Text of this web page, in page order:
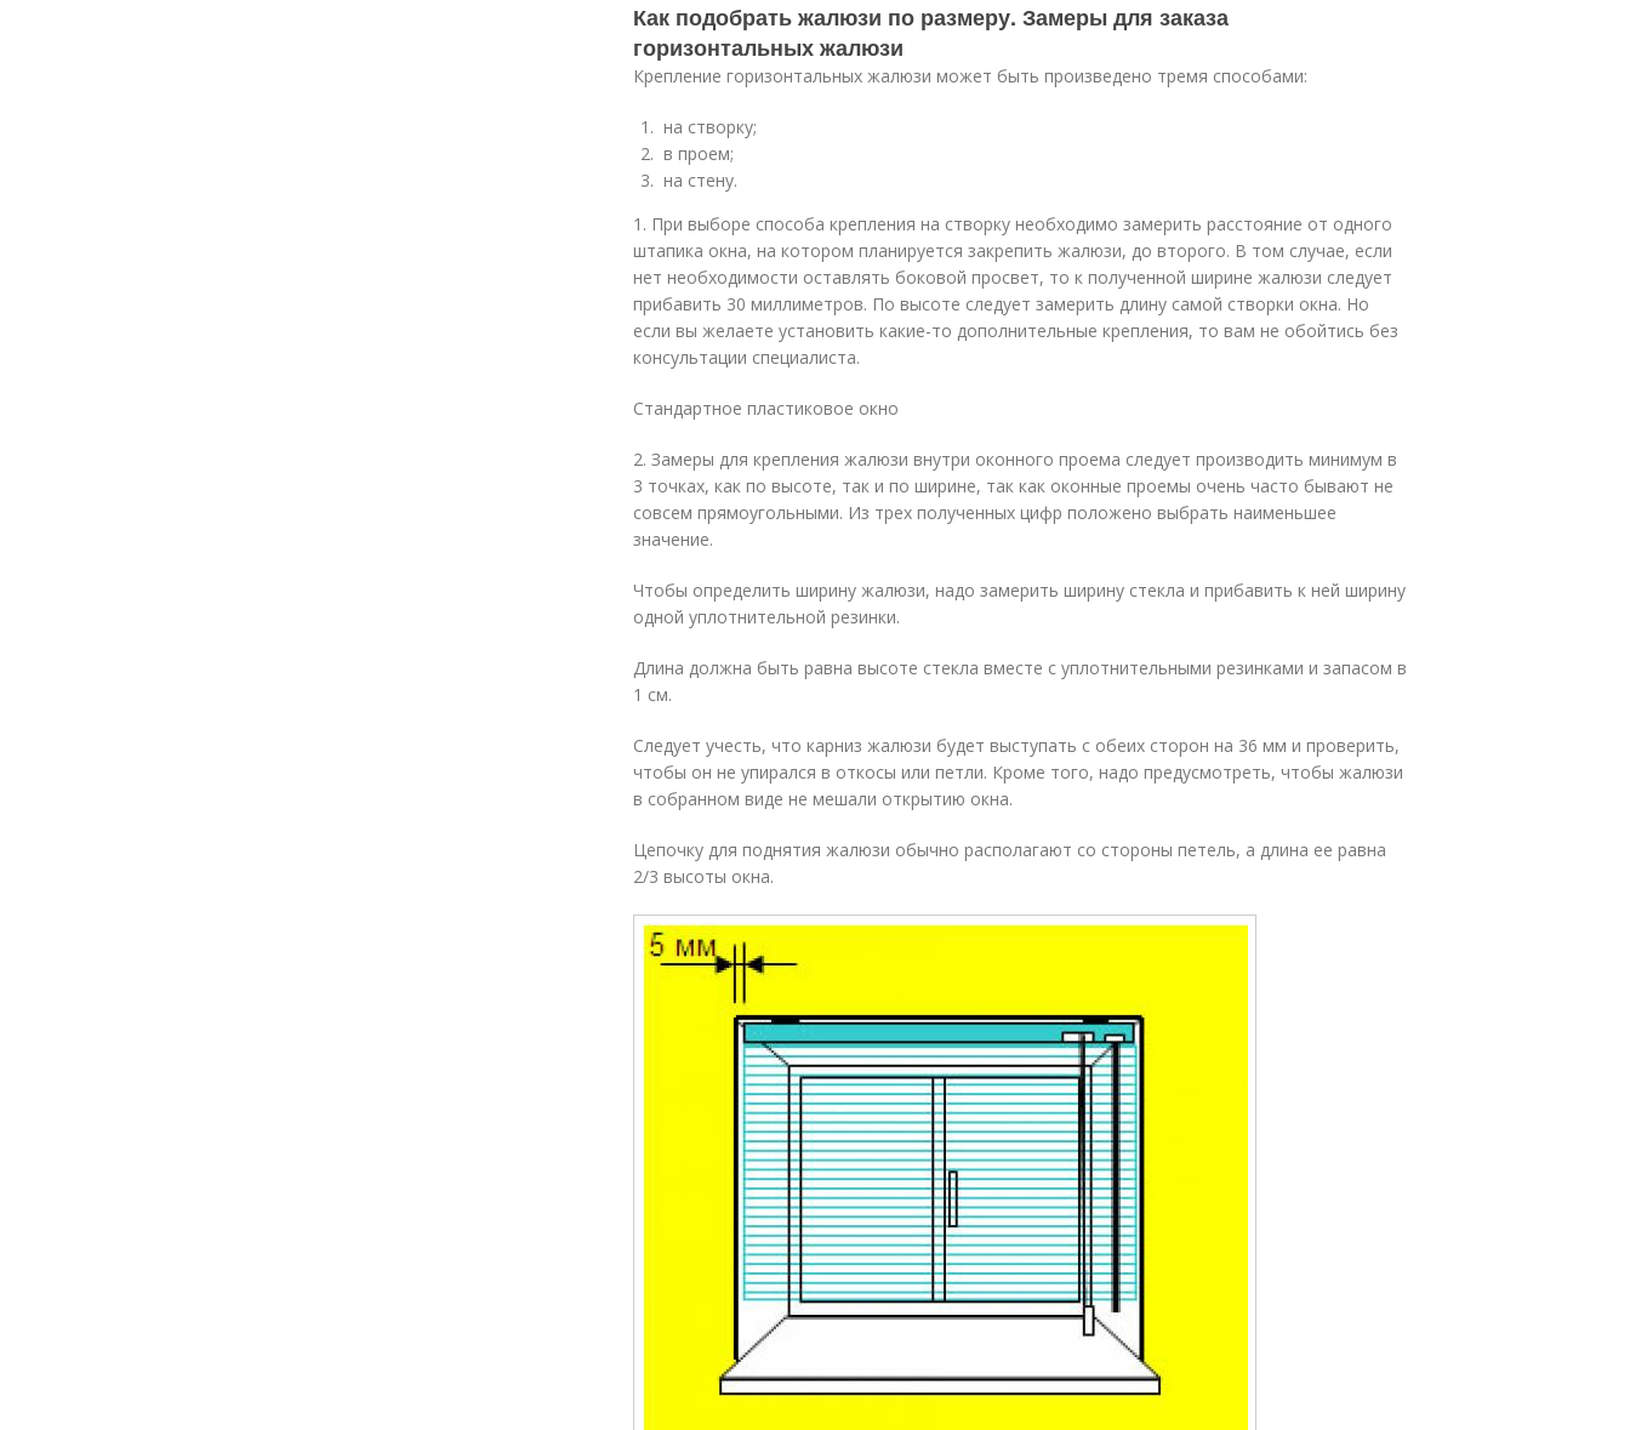
Как подобрать жалюзи по размеру. Замеры для заказа
горизонтальных жалюзи
Крепление горизонтальных жалюзи может быть произведено тремя способами:
на створку;
в проем;
на стену.
1. При выборе способа крепления на створку необходимо замерить расстояние от одного
штапика окна, на котором планируется закрепить жалюзи, до второго. В том случае, если
нет необходимости оставлять боковой просвет, то к полученной ширине жалюзи следует
прибавить 30 миллиметров. По высоте следует замерить длину самой створки окна. Но
если вы желаете установить какие-то дополнительные крепления, то вам не обойтись без
консультации специалиста.
Стандартное пластиковое окно
2. Замеры для крепления жалюзи внутри оконного проема следует производить минимум в
3 точках, как по высоте, так и по ширине, так как оконные проемы очень часто бывают не
совсем прямоугольными. Из трех полученных цифр положено выбрать наименьшее
значение.
Чтобы определить ширину жалюзи, надо замерить ширину стекла и прибавить к ней ширину
одной уплотнительной резинки.
Длина должна быть равна высоте стекла вместе с уплотнительными резинками и запасом в
1 см.
Следует учесть, что карниз жалюзи будет выступать с обеих сторон на 36 мм и проверить,
чтобы он не упирался в откосы или петли. Кроме того, надо предусмотреть, чтобы жалюзи
в собранном виде не мешали открытию окна.
Цепочку для поднятия жалюзи обычно располагают со стороны петель, а длина ее равна
2/3 высоты окна.